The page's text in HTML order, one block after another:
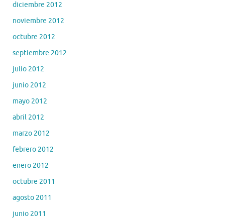
diciembre 2012
noviembre 2012
octubre 2012
septiembre 2012
julio 2012
junio 2012
mayo 2012
abril 2012
marzo 2012
febrero 2012
enero 2012
octubre 2011
agosto 2011
junio 2011